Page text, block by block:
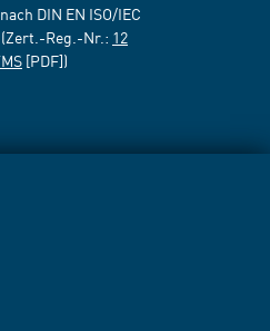
DIN EN ISO/IEC
(Zert.-Reg.-Nr.: 12
[PDF])